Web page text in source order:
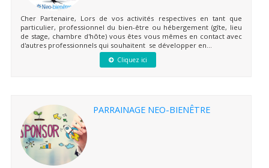
Cher Partenaire, Lors de vos activités respectives en tant que
particulier, professionnel du bien-être ou hébergement (gîte, lieu
de stage, chambre d'hôte) vous êtes vous mêmes en contact avec
d'autres professionnels qui souhaitent se développer en...
Cliquez ici
PARRAINAGE NEO-BIENÊTRE